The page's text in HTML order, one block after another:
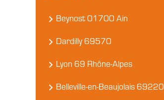
Beynost 01700 Ain
Dardilly 69570
Lyon 69 Rhône-Alpes
Belleville-en-Beaujolais 69220